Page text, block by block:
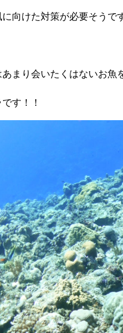
向けた対策が必要そうで
あまり会いたくはないお魚
す！！